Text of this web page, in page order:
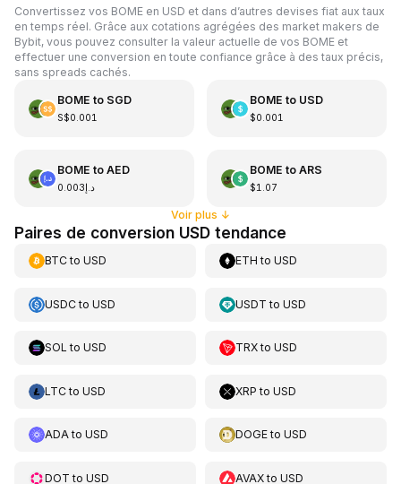
Convertissez vos BOME en USD et dans d’autres devises fiat aux taux
en temps réel. Grâce aux cotations agrégées des market makers de
Bybit, vous pouvez consulter la valeur actuelle de vos BOME et
effectuer une conversion en toute confiance grâce à des taux précis,
sans spreads cachés.
BOME to SGD
S$0.001
BOME to USD
$0.001
BOME to AED
د.إ0.003
BOME to ARS
$1.07
Voir plus ↓
Paires de conversion USD tendance
BTCto USD ETH toUSD
USDCto USD USDT toUSD
SOL to USD TRXtoUSD
LTCto USD XRP toUSD
ADAto USD DOGEtoUSD
DOT to USD AVAXtoUSD